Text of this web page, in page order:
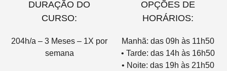
DURAÇÃO DO
CURSO:
204h/a – 3 Meses – 1X por
semana
OPÇÕES DE
HORÁRIOS:
Manhã: das 09h às 11h50
• Tarde: das 14h às 16h50
• Noite: das 19h às 21h50